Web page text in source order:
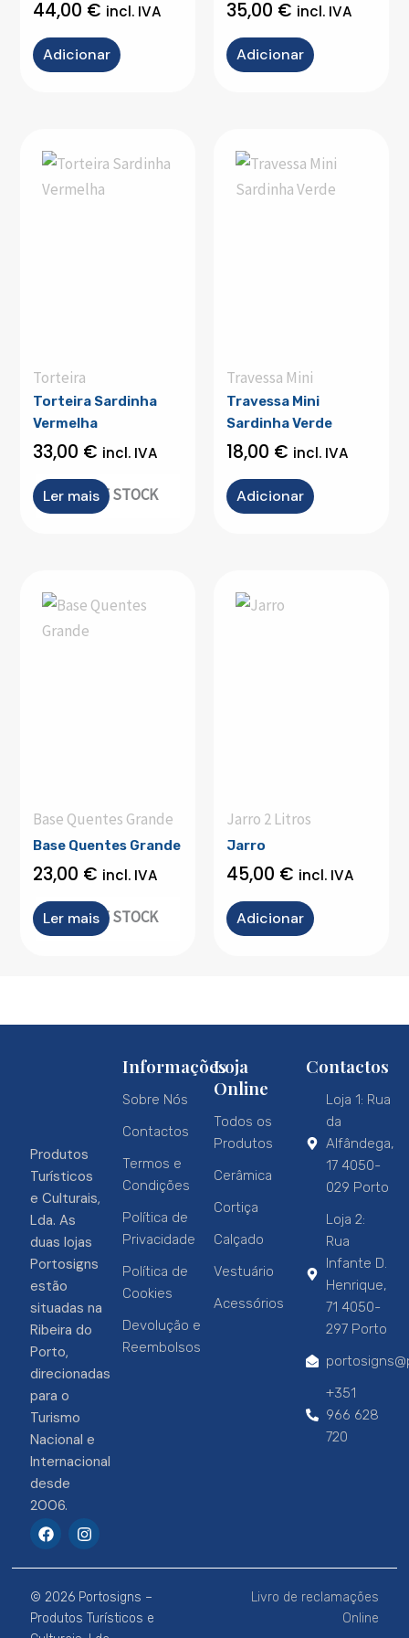
44,00 € incl. IVA
Adicionar
35,00 € incl. IVA
Adicionar
Torteira
OUT OF STOCK
Torteira Sardinha
Vermelha
33,00 € incl. IVA
Ler mais
Travessa Mini
Travessa Mini
Sardinha Verde
18,00 € incl. IVA
Adicionar
Base Quentes Grande
OUT OF STOCK
Base Quentes Grande
23,00 € incl. IVA
Ler mais
Jarro 2 Litros
Jarro
45,00 € incl. IVA
Adicionar
Produtos
Turísticos
e Culturais,
Lda. As
duas lojas
Portosigns
estão
situadas na
Ribeira do
Porto,
direcionadas
para o
Turismo
Nacional e
Internacional
desde
2006.
F
a
e
b
o
o
k
I
n
t
a
g
r
a
Informações
Sobre Nós
Contactos
Termos e
Condições
Política de
Privacidade
Política de
Cookies
Devolução e
Reembolsos
Loja
Online
Todos os
Produtos
Cerâmica
Cortiça
Calçado
Vestuário
Acessórios
Contactos
Loja 1: Rua
da
Alfândega,
17 4050-
029 Porto
Loja 2:
Rua
Infante D.
Henrique,
71 4050-
297 Porto
+351
966 628
720
© 2026 Portosigns –
Produtos Turísticos e
Livro de reclamações
Online